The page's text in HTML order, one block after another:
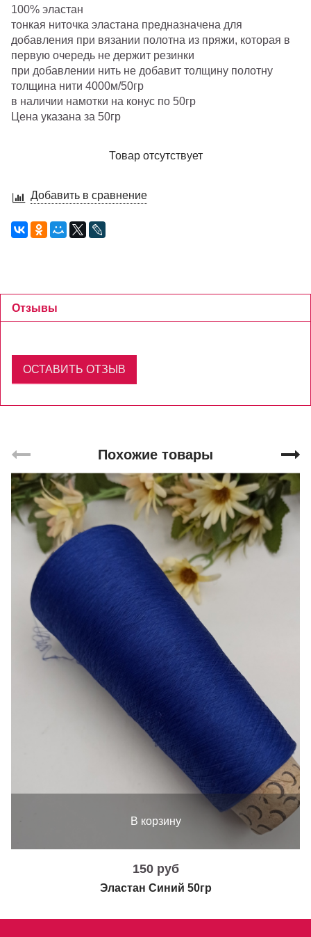
100% эластан
тонкая ниточка эластана предназначена для
добавления при вязании полотна из пряжи, которая в
первую очередь не держит резинки
при добавлении нить не добавит толщину полотну
толщина нити 4000м/50гр
в наличии намотки на конус по 50гр
Цена указана за 50гр
Товар отсутствует
Добавить в сравнение
Отзывы
ОСТАВИТЬ ОТЗЫВ
Похожие товары
В корзину
150 руб
Эластан Синий 50гр